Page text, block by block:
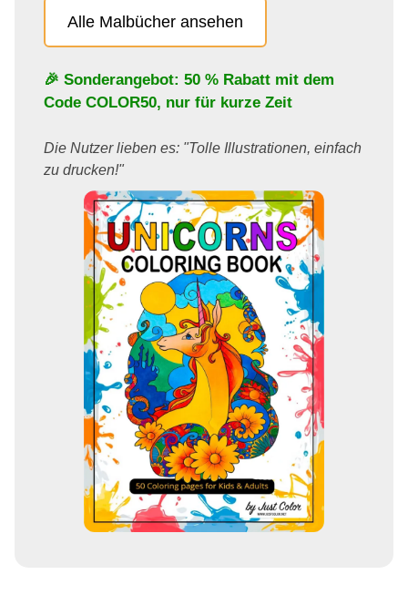
Alle Malbücher ansehen
🎉 Sonderangebot: 50 % Rabatt mit dem
Code COLOR50, nur für kurze Zeit
Die Nutzer lieben es: "Tolle Illustrationen, einfach
zu drucken!"